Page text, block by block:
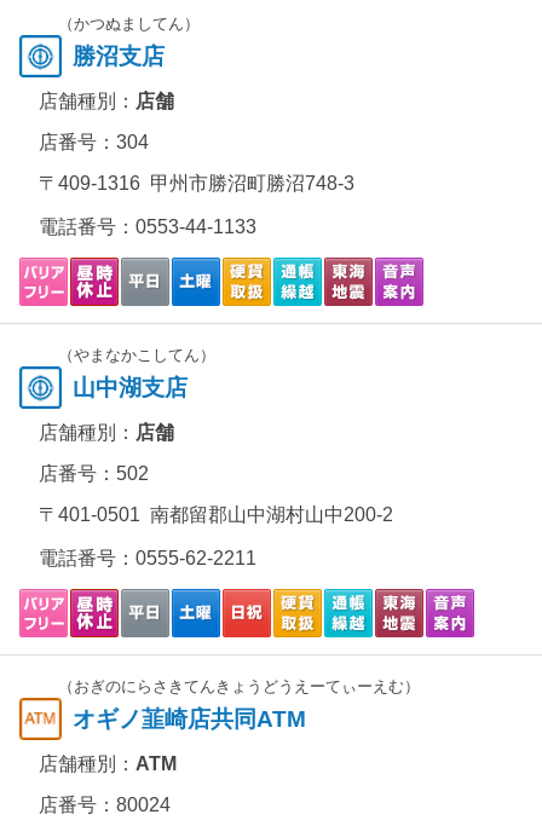
（かつぬましてん）
勝沼支店
店舗種別： 店舗
店番号：304
〒409-1316 甲州市勝沼町勝沼748-3
電話番号： 0553-44-1133
（やまなかこしてん）
山中湖支店
店舗種別： 店舗
店番号：502
〒401-0501 南都留郡山中湖村山中200-2
電話番号： 0555-62-2211
（おぎのにらさきてんきょうどうえーてぃーえむ）
オギノ韮崎店共同ATM
店舗種別： ATM
店番号：80024